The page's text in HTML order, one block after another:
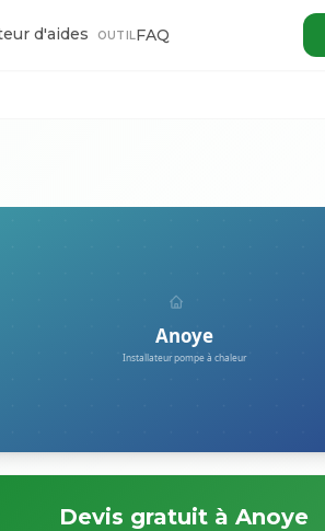
d'aides OUTILFAQ
Devis gratuit à Anoye